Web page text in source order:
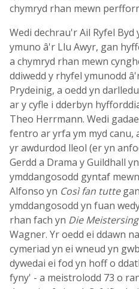
chymryd rhan mewn
Wedi dechrau'r Ail Ryfel
ymuno â'r Llu Awyr, gan
a chymryd rhan mewn
ddiwedd y rhyfel ymunodd
Prydeinig, a oedd yn
ar y cyfle i dderbyn
Theo Herrmann. Wedi
fentro ar yrfa ym myd canu,
yr awdurdod lleol (er yn
Gerdd a Drama y Guildhall
ymddangosodd gyntaf
Alfonso yn Così fan tutte
ymddangosodd yn fuan
rhan fach yn Die
Wagner. Yr oedd ei ddawn
cymeriad yn ei wneud yn
dywedai ei fod yn hoff o
fyny' - a meistrolodd 73 o